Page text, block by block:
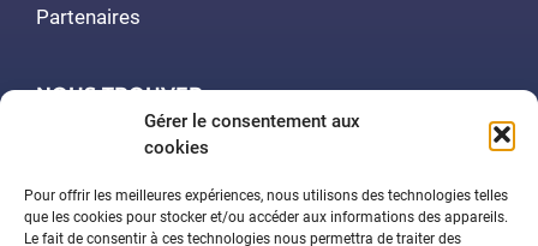
Gérer le consentement aux
cookies
Pour offrir les meilleures expériences, nous utilisons des technologies telles
que les cookies pour stocker et/ou accéder aux informations des appareils.
Le fait de consentir à ces technologies nous permettra de traiter des
Partenaires
NOUS TROUVER
Polytech Nancy
Amphithéâtre Demange
2 rue Jean Lamour